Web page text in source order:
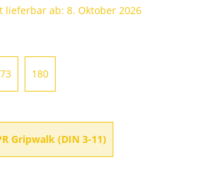
lieferbar ab: 8. Oktober 2026
180
Gripwalk (DIN 3-11)